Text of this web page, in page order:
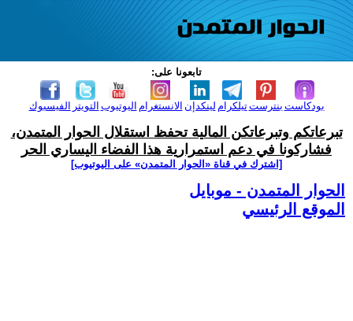
تابعونا على:
الفيسبوك التويتر اليوتيوب الانستغرام لينكدإن تيلكرامبنترست بودكاست
تبرعاتكم وتبرعاتكن المالية تحفظ استقلال الحوار المتمدن،
فشاركونا في دعم استمرارية هذا الفضاء اليساري الحر
[اشترك في قناة ‫«الحوار المتمدن» على اليوتيوب]
الحوار المتمدن - موبايل
الموقع الرئيسي